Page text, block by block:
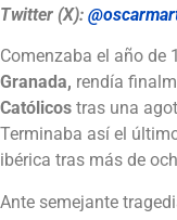
Twitter (X):
Comenzaba el año de
Granada, rendía
Católicos tras una
Terminaba así el
ibérica tras más de
Ante semejante